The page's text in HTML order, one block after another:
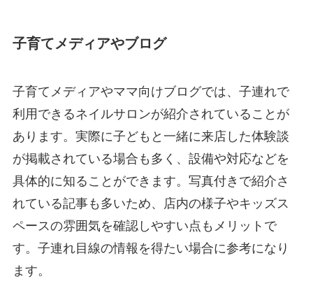
子育てメディアやブログ
子育てメディアやママ向けブログでは、子連れで
利用できるネイルサロンが紹介されていることが
あります。実際に子どもと一緒に来店した体験談
が掲載されている場合も多く、設備や対応などを
具体的に知ることができます。写真付きで紹介さ
れている記事も多いため、店内の様子やキッズス
ペースの雰囲気を確認しやすい点もメリットで
す。子連れ目線の情報を得たい場合に参考になり
ます。